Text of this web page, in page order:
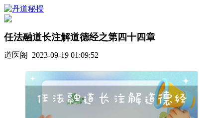
任法融道长注解道德经之第四十四章
道医阁 2023-09-19 01:09:52